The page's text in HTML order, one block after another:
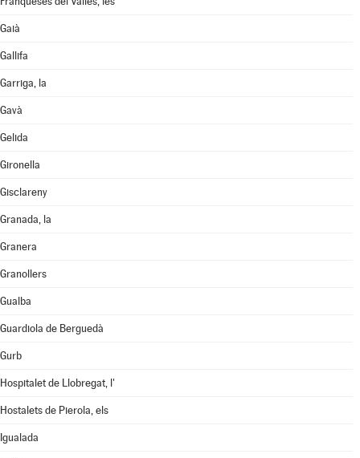
Gaià
Gallifa
Garriga, la
Gavà
Gelida
Gironella
Gisclareny
Granada, la
Granera
Granollers
Gualba
Guardiola de Berguedà
Gurb
Hospitalet de Llobregat, l'
Hostalets de Pierola, els
Igualada